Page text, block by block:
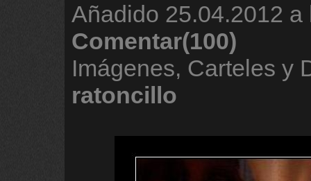
Añadido 25.04.2012 a
Comentar(100)
Imágenes, Carteles y
ratoncillo